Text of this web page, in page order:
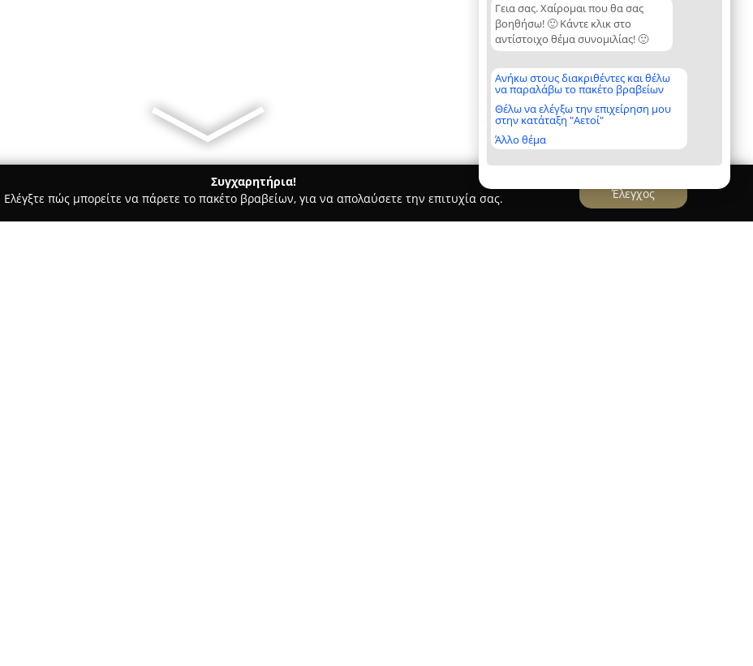
Γεια σας. Χαίρομαι που θα σας
βοηθήσω! 🙂 Κάντε κλικ στο
αντίστοιχο θέμα συνομιλίας! 🙂
Ανήκω στους διακριθέντες και θέλω
να παραλάβω το πακέτο βραβείων
Θέλω να ελέγξω την επιχείρηση μου
στην κατάταξη "Αετοί"
Άλλο θέμα
Συγχαρητήρια!
Ελέγξτε πώς μπορείτε να πάρετε το πακέτο βραβείων, για να απολαύσετε την επιτυχία σας.
Έλεγχος